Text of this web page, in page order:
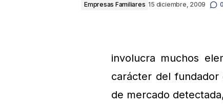
Empresas Familiares 15 diciembre, 2009 0
involucra muchos
carácter del
de mercado